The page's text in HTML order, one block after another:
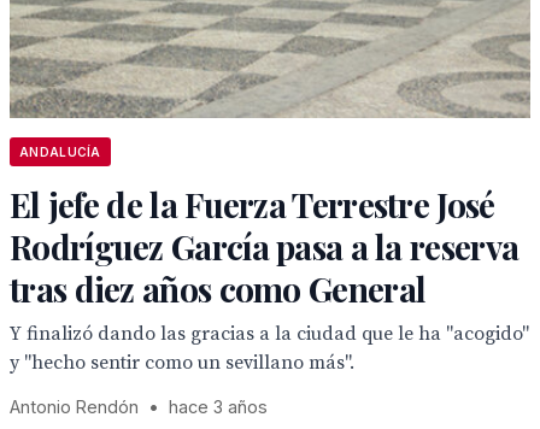
ANDALUCÍA
El jefe de la Fuerza Terrestre José
Rodríguez García pasa a la reserva
tras diez años como General
Y finalizó dando las gracias a la ciudad que le ha "acogido"
y "hecho sentir como un sevillano más".
Antonio Rendón • hace 3 años